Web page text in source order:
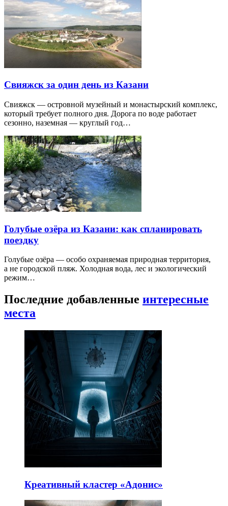
Свияжск за один день из Казани
Свияжск — островной музейный и монастырский комплекс,
который требует полного дня. Дорога по воде работает
сезонно, наземная — круглый год…
Голубые озёра из Казани: как спланировать
поездку
Голубые озёра — особо охраняемая природная территория,
а не городской пляж. Холодная вода, лес и экологический
режим…
Последние добавленные интересные
места
Креативный кластер «Адонис»